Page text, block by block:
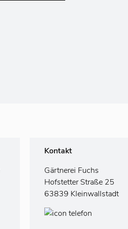
Kontakt
Gärtnerei Fuchs
Hofstetter Straße 25
63839 Kleinwallstadt